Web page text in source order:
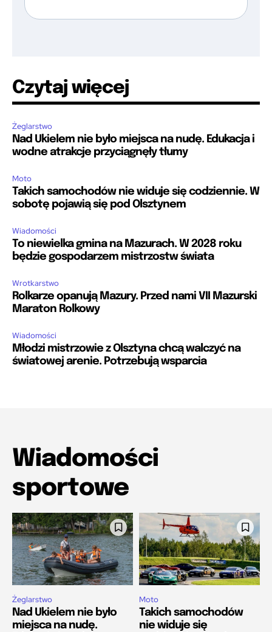
Czytaj więcej
Żeglarstwo
Nad Ukielem nie było miejsca na nudę. Edukacja i
wodne atrakcje przyciągnęły tłumy
Moto
Takich samochodów nie widuje się codziennie. W
sobotę pojawią się pod Olsztynem
Wiadomości
To niewielka gmina na Mazurach. W 2028 roku
będzie gospodarzem mistrzostw świata
Wrotkarstwo
Rolkarze opanują Mazury. Przed nami VII Mazurski
Maraton Rolkowy
Wiadomości
Młodzi mistrzowie z Olsztyna chcą walczyć na
światowej arenie. Potrzebują wsparcia
Wiadomości
sportowe
Żeglarstwo
Nad Ukielem nie było
miejsca na nudę.
Moto
Takich samochodów
nie widuje się